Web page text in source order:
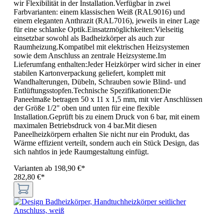
wir Flexibilität in der Installation.Verfügbar in zwei
Farbvarianten: einem klassischen Weiß (RAL9016) und
einem eleganten Anthrazit (RAL7016), jeweils in einer Lage
für eine schlanke Optik.Einsatzmöglichkeiten:Vielseitig
einsetzbar sowohl als Badheizkörper als auch zur
Raumheizung.Kompatibel mit elektrischen Heizsystemen
sowie dem Anschluss an zentrale Heizsysteme.Im
Lieferumfang enthalten:Jeder Heizkörper wird sicher in einer
stabilen Kartonverpackung geliefert, komplett mit
Wandhalterungen, Dübeln, Schrauben sowie Blind- und
Entlüftungsstopfen.Technische Spezifikationen:Die
Paneelmaße betragen 50 x 11 x 1,5 mm, mit vier Anschlüssen
der Größe 1/2" oben und unten für eine flexible
Installation.Geprüft bis zu einem Druck von 6 bar, mit einem
maximalen Betriebsdruck von 4 bar.Mit diesen
Paneelheizkörpern erhalten Sie nicht nur ein Produkt, das
Wärme effizient verteilt, sondern auch ein Stück Design, das
sich nahtlos in jede Raumgestaltung einfügt.
Varianten ab 198,90 €*
282,80 €*